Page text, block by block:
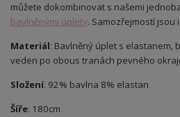
můžete dokombinovat s našemi
bavlněnými úplety. Samozřejmostí jsou i
Materiál: Bavlněný úplet s elastanem,
veden po obous tranách pevného
Složení: 92% bavlna 8% elastan
Šíře: 180cm